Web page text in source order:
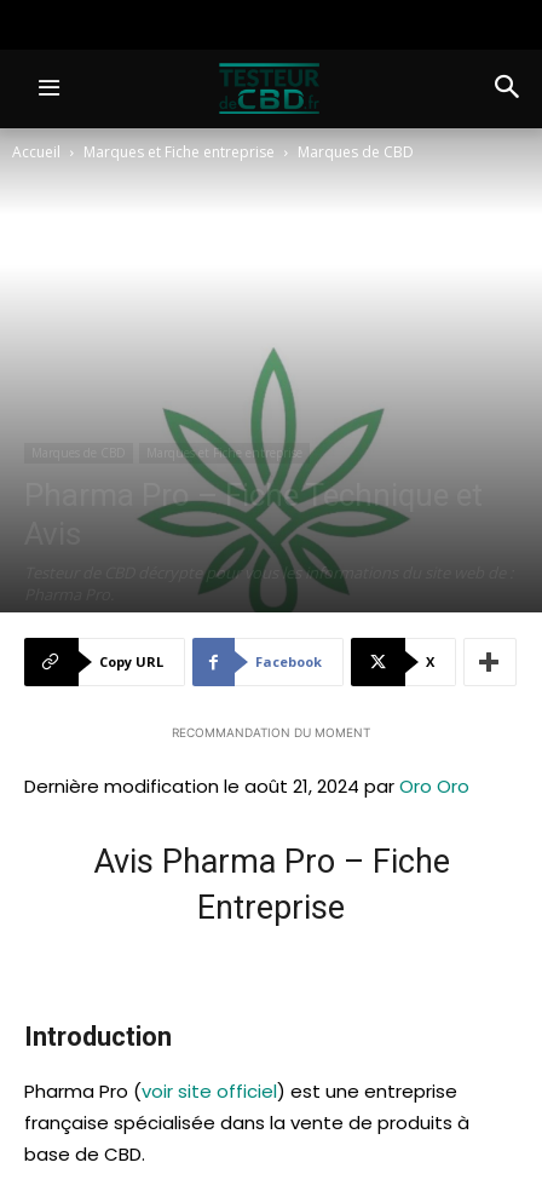
Accueil Marques et Fiche entreprise Marques de CBD
Marques et Fiche entreprise
Pharma Pro – Fiche Technique et
Avis
Testeur de CBD décrypte pour vous les informations du site web de :
Copy URL
Facebook X
RECOMMANDATION DU MOMENT
Dernière modification le août 21, 2024 parOro Oro
Avis Pharma Pro – Fiche
Entreprise
Introduction
Pharma Pro (voir site officiel) est une entreprise
française spécialisée dans la vente de produits à
base de CBD.